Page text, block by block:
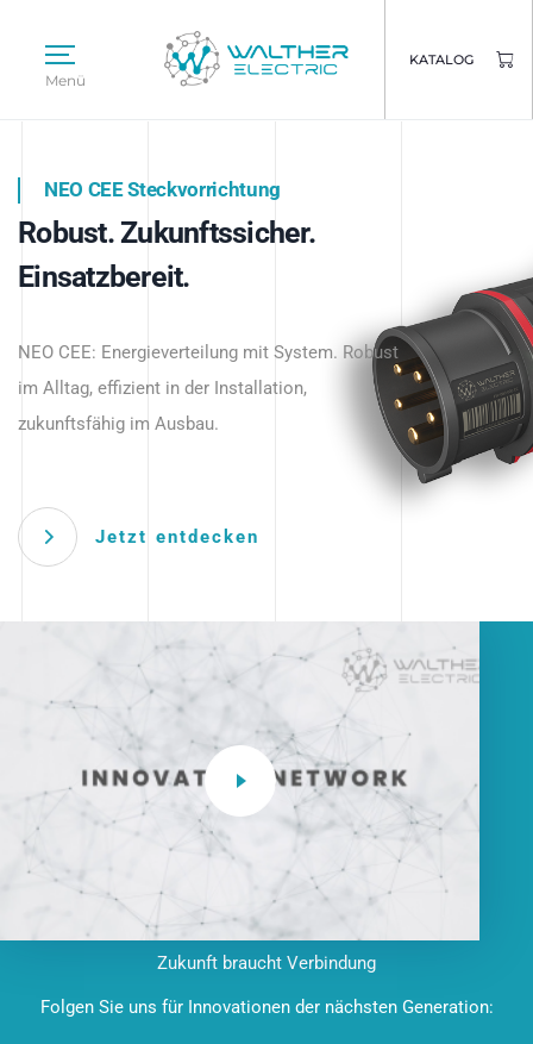
Menü
KATALOG
Intelligente Stromverteilung
beginnt hier.
NEO CEE Steckvorrichtung
Robust. Zukunftssicher.
Einsatzbereit.
NEO CEE: Energieverteilung mit System. Robust
im Alltag, effizient in der Installation,
zukunftsfähig im Ausbau.
Jetzt entdecken
Intelligenz trifft Energie.
Anwendungen – robust, IP-geschützt und
zukunftsfähig.
Zukunft braucht Verbindung
Folgen Sie uns für Innovationen der nächsten Generation: